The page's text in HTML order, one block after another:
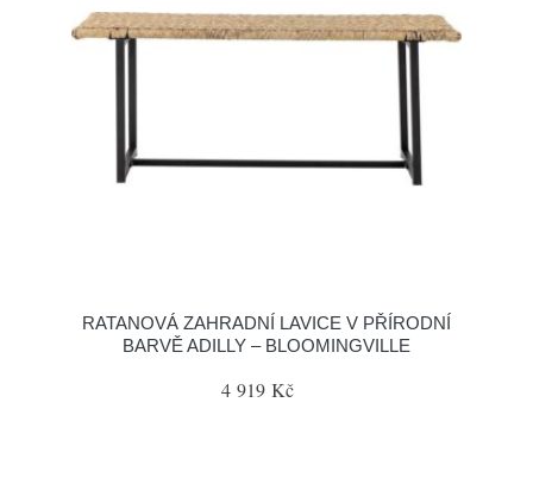
RATANOVÁ ZAHRADNÍ LAVICE V PŘÍRODNÍ
BARVĚ ADILLY – BLOOMINGVILLE
4 919 Kč